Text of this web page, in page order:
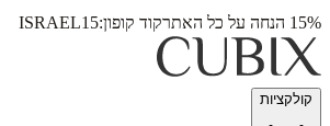
15% הנחה על כל האתר קוד קופון:ISRAEL15
קולקציות